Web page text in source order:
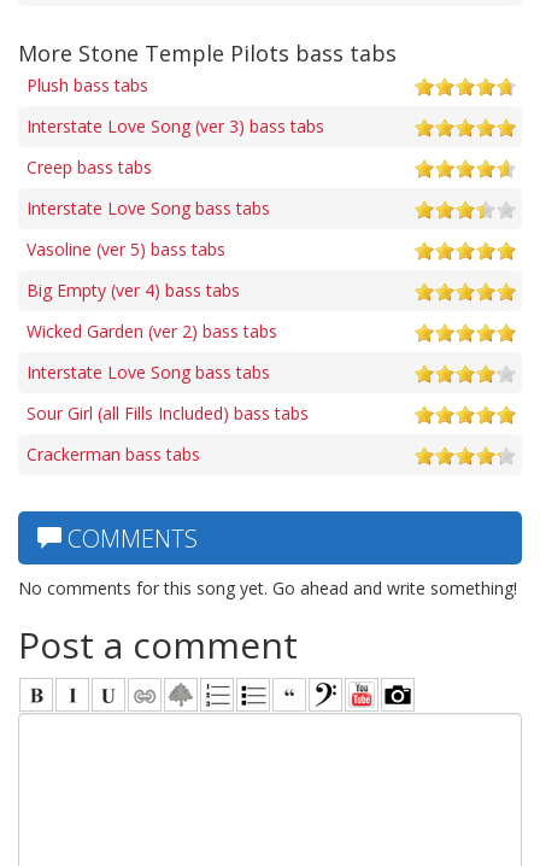
More Stone Temple Pilots bass tabs
Plush bass tabs
Interstate Love Song (ver 3) bass tabs
Creep bass tabs
Interstate Love Song bass tabs
Vasoline (ver 5) bass tabs
Big Empty (ver 4) bass tabs
Wicked Garden (ver 2) bass tabs
Interstate Love Song bass tabs
Sour Girl (all Fills Included) bass tabs
Crackerman bass tabs
COMMENTS
No comments for this song yet. Go ahead and write something!
Post a comment